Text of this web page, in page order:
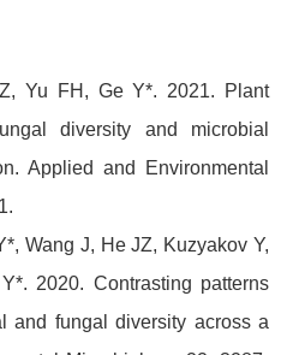
Yu FH, Ge Y*. 2021. Plant
diversity and microbial
Applied and Environmental
Wang J, He JZ, Kuzyakov Y,
2020. Contrasting patterns
and fungal diversity across a